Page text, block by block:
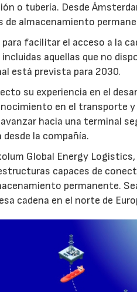
o tubería. Desde
almacenamiento
facilitar el acceso a la
aquellas que no
está prevista para 2030.
su experiencia en el
en el transporte
hacia una terminal
la compañía.
Global Energy Logistics,
capaces de
permanente.
cadena en el norte de